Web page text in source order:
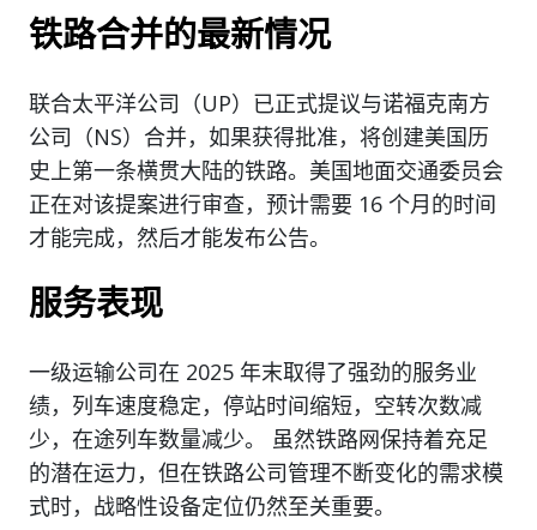
铁路合并的最新情况
联合太平洋公司（UP）已正式提议与诺福克南方
公司（NS）合并，如果获得批准，将创建美国历
史上第一条横贯大陆的铁路。美国地面交通委员会
正在对该提案进行审查，预计需要 16 个月的时间
才能完成，然后才能发布公告。
服务表现
一级运输公司在 2025 年末取得了强劲的服务业
绩，列车速度稳定，停站时间缩短，空转次数减
少，在途列车数量减少。 虽然铁路网保持着充足
的潜在运力，但在铁路公司管理不断变化的需求模
式时，战略性设备定位仍然至关重要。